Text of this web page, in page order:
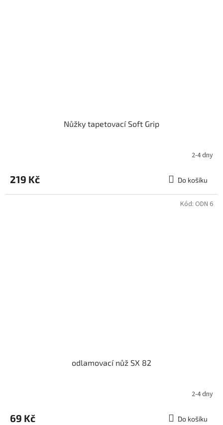
Nůžky tapetovací Soft Grip
produktu
je
3,0
2-4 dny
219 Kč Do košíku
odlamovací nůž SX 82
2-4 dny
69 Kč Do košíku
Kód: ODN 6